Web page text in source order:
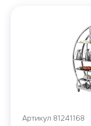
Артикул 81241168